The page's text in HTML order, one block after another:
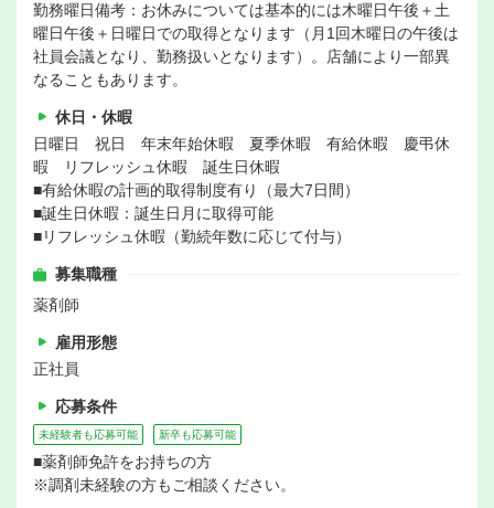
勤務曜日備考：お休みについては基本的には木曜日午後＋土
曜日午後＋日曜日での取得となります（月1回木曜日の午後は
社員会議となり、勤務扱いとなります）。店舗により一部異
なることもあります。
休日・休暇
日曜日 祝日 年末年始休暇 夏季休暇 有給休暇 慶弔休
暇 リフレッシュ休暇 誕生日休暇
■有給休暇の計画的取得制度有り（最大7日間）
■誕生日休暇：誕生日月に取得可能
■リフレッシュ休暇（勤続年数に応じて付与）
募集職種
薬剤師
雇用形態
正社員
応募条件
未経験者も応募可能 新卒も応募可能
■薬剤師免許をお持ちの方
※調剤未経験の方もご相談ください。